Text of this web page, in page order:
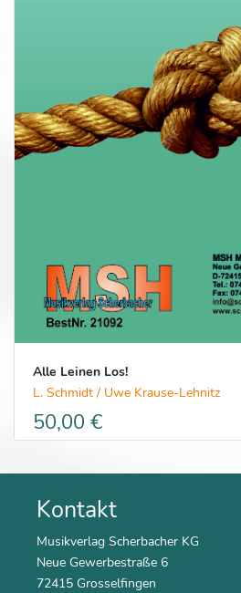
Alle Leinen Los!
L. Schmidt / Uwe Krause-Lehnitz
50,00 €
Kontakt
Musikverlag Scherbacher KG
Neue Gewerbestraße 6
72415 Grosselfingen